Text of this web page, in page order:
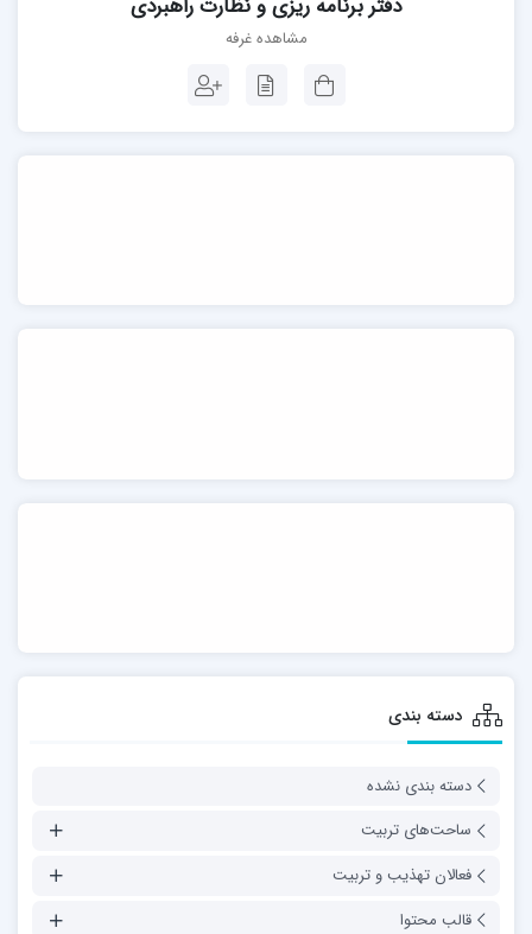
دفتر برنامه ریزی و نظارت راهبردی
مشاهده غرفه
دسته بندی
دسته بندی نشده
ساحت‌های تربیت
فعالان تهذیب و تربیت
قالب محتوا